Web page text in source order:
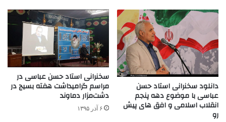
دانلود سخنرانی استاد حسن
عباسی با موضوع دهه پنجم
انقلاب اسلامی و افق های پیش
رو
سخنرانی استاد حسن عباسی در
مراسم گرامیداشت هفته بسیج در
دشت‌مزار دماوند
۶ آذر ۱۳۹۵